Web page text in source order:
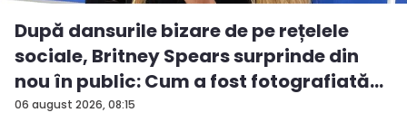
06 august 2026, 08:15
După dansurile bizare de pe rețelele
sociale, Britney Spears surprinde din
nou în public: Cum a fost fotografiată
î...